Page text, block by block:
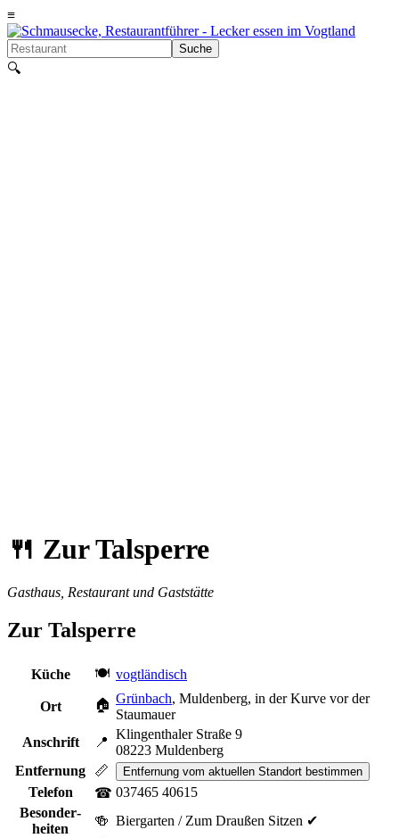
≡
Suche
🔍
🍴 Zur Talsperre
Gasthaus, Restaurant und Gaststätte
Zur Talsperre
Küche 🍽︎ vogtländisch
Ort 🏠︎ Grünbach, Muldenberg, in der Kurve vor der
Staumauer
Anschrift
📍︎
Klingenthaler Straße 9
08223 Muldenberg
Entfernung
📏︎ Entfernung vom aktuellen Standort bestimmen
Telefon ☎︎ 037465 40615
Besonder­
heiten
🍻︎ Biergarten / Zum Draußen Sitzen ✔